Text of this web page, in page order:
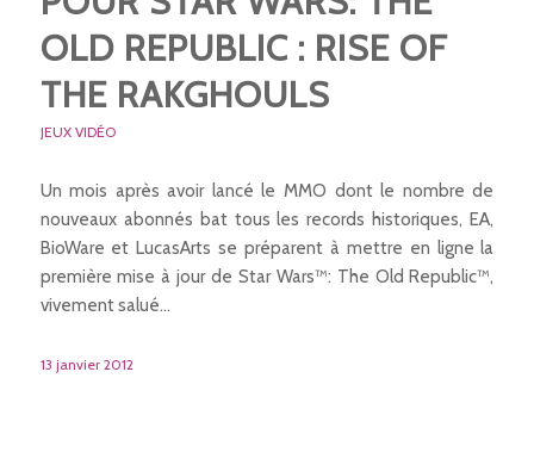
OLD REPUBLIC : RISE OF
THE RAKGHOULS
JEUX VIDÉO
Un mois après avoir lancé le MMO dont le nombre de
nouveaux abonnés bat tous les records historiques, EA,
BioWare et LucasArts se préparent à mettre en ligne la
première mise à jour de Star Wars™: The Old Republic™,
vivement salué…
13 janvier 2012